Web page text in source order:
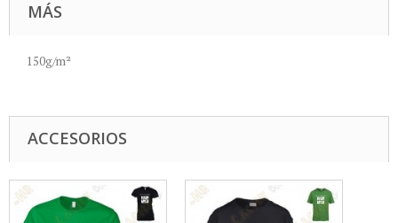
MÁS
150g/m²
ACCESORIOS